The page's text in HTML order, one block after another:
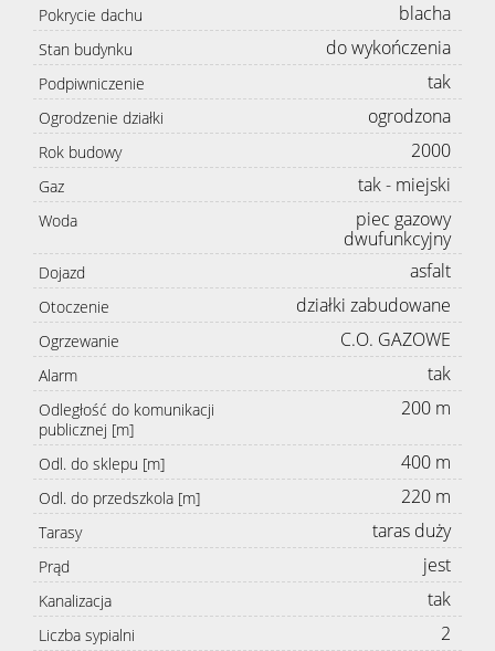
Pokrycie dachu blacha
Stan budynku do wykończenia
Podpiwniczenie tak
Ogrodzenie działki ogrodzona
Rok budowy 2000
Gaz tak - miejski
Woda
piec gazowy
dwufunkcyjny
Dojazd asfalt
Otoczenie działki zabudowane
Ogrzewanie C.O. GAZOWE
Alarm tak
Odległość do komunikacji
publicznej [m]
200 m
Odl. do sklepu [m] 400 m
Odl. do przedszkola [m] 220 m
Tarasy taras duży
Prąd jest
Kanalizacja tak
Liczba sypialni 2